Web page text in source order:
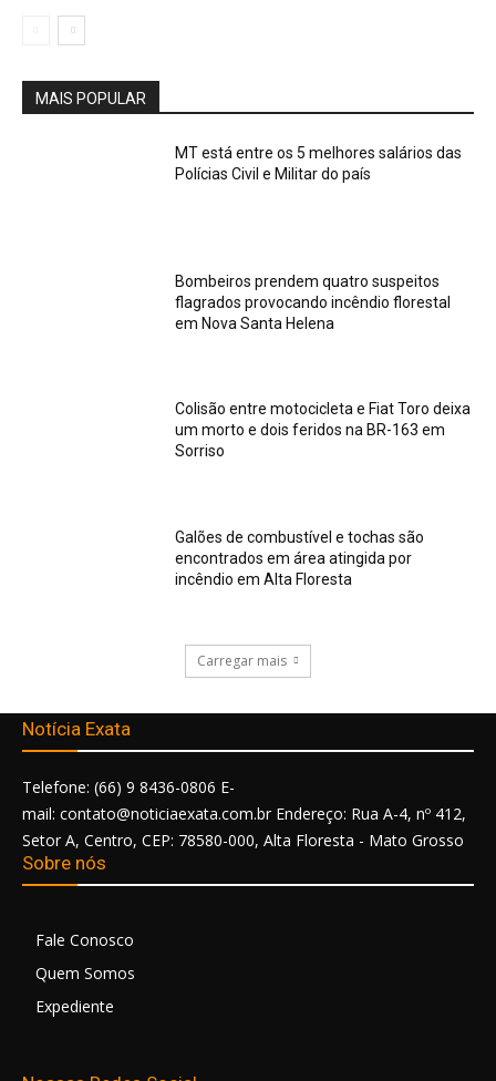
MAIS POPULAR
MT está entre os 5 melhores salários das
Polícias Civil e Militar do país
Bombeiros prendem quatro suspeitos
flagrados provocando incêndio florestal
em Nova Santa Helena
Colisão entre motocicleta e Fiat Toro deixa
um morto e dois feridos na BR-163 em
Sorriso
Galões de combustível e tochas são
encontrados em área atingida por
incêndio em Alta Floresta
Carregar mais
Notícia Exata
Telefone: (66) 9 8436-0806 E-
mail: contato@noticiaexata.com.br Endereço: Rua A-4, nº 412,
Setor A, Centro, CEP: 78580-000, Alta Floresta - Mato Grosso
Sobre nós
Fale Conosco
Quem Somos
Expediente